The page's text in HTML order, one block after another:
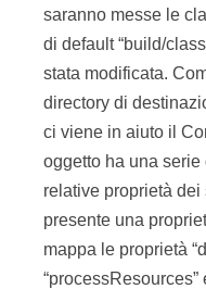
saranno messe le
di default “build/
stata modificata.
directory di
ci viene in aiuto il
oggetto ha una
relative proprietà
presente una
mappa le proprietà
“processResources”